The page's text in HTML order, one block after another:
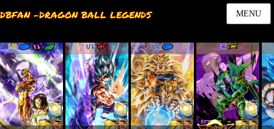
DBFAN -DRAGON BALL LEGENDS MENU
LR UL UL EX